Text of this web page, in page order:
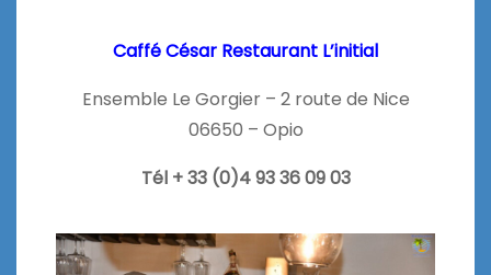
Caffé César Restaurant L’initial
Ensemble Le Gorgier – 2 route de Nice
06650 – Opio
Tél + 33 (0)4 93 36 09 03